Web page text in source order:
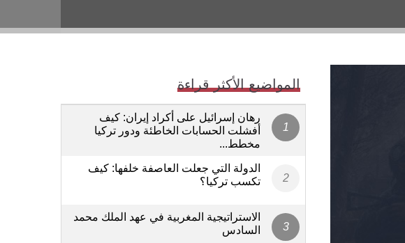
المواضيع الأكثر قراءة
رهان إسرائيل على أكراد إيران: كيف
أفشلت الحسابات الخاطئة ودور تركيا
مخطط...
الدولة التي جعلت العاصفة خلفها: كيف
تكسب تركيا؟
الاستراتيجية المغربية في عهد الملك محمد
السادس